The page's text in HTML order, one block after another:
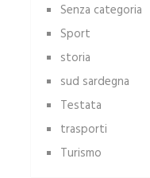
Senza categoria
Sport
storia
sud sardegna
Testata
trasporti
Turismo